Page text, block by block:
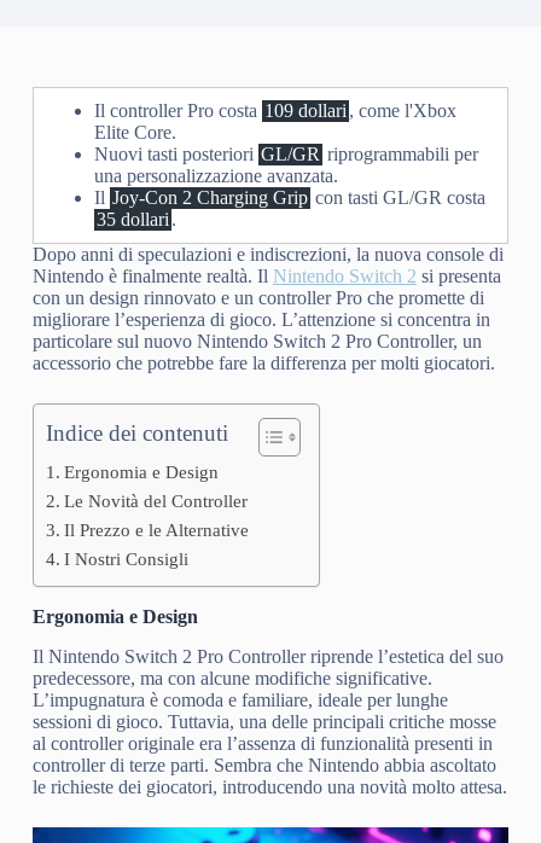
Il controller Pro costa 109 dollari , come l'Xbox
Elite Core.
Nuovi tasti posteriori GL/GR riprogrammabili per
una personalizzazione avanzata.
Il Joy-Con 2 Charging Grip con tasti GL/GR costa
35 dollari .
Dopo anni di speculazioni e indiscrezioni, la nuova console di
Nintendo è finalmente realtà. Il Nintendo Switch 2 si presenta
con un design rinnovato e un controller Pro che promette di
migliorare l’esperienza di gioco. L’attenzione si concentra in
particolare sul nuovo Nintendo Switch 2 Pro Controller, un
accessorio che potrebbe fare la differenza per molti giocatori.
Indice dei contenuti
Ergonomia e Design
Le Novità del Controller
Il Prezzo e le Alternative
I Nostri Consigli
Ergonomia e Design
Il Nintendo Switch 2 Pro Controller riprende l’estetica del suo
predecessore, ma con alcune modifiche significative.
L’impugnatura è comoda e familiare, ideale per lunghe
sessioni di gioco. Tuttavia, una delle principali critiche mosse
al controller originale era l’assenza di funzionalità presenti in
controller di terze parti. Sembra che Nintendo abbia ascoltato
le richieste dei giocatori, introducendo una novità molto attesa.